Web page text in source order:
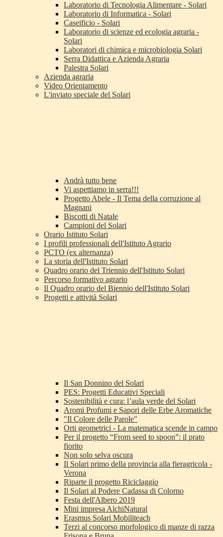
Laboratorio di Tecnologia Alimentare - Solari
Laboratorio di Informatica - Solari
Caseificio - Solari
Laboratorio di scienze ed ecologia agraria -
Solari
Laboratori di chimica e microbiologia Solari
Serra Didattica e Azienda Agraria
Palestra Solari
Azienda agraria
Video Orientamento
L'inviato speciale del Solari
Andrà tutto bene
Vi aspettiamo in serra!!!
Progetto Abele - Il Tema della corruzione al
Magnani
Biscotti di Natale
Campioni del Solari
Orario Istituto Solari
I profili professionali dell'Istituto Agrario
PCTO (ex alternanza)
La storia dell'Istituto Solari
Quadro orario del Triennio dell'Istituto Solari
Percorso formativo agrario
Il Quadro orario del Biennio dell'Istituto Solari
Progetti e attività Solari
Il San Donnino del Solari
PES: Progetti Educativi Speciali
Sostenibilità e cura: l’aula verde del Solari
Aromi Profumi e Sapori delle Erbe Aromatiche
"Il Colore delle Parole"
Orti geometrici - La matematica scende in campo
Per il progetto “From seed to spoon”: il prato
fiorito
Non solo selva oscura
Il Solari primo della provincia alla fieragricola -
Verona
Riparte il progetto Riciclaggio
Il Solari al Podere Cadassa di Colorno
Festa dell'Albero 2019
Mini impresa AlchiNatural
Erasmus Solari Mobiliteach
Terzi al concorso morfologico di manze di razza